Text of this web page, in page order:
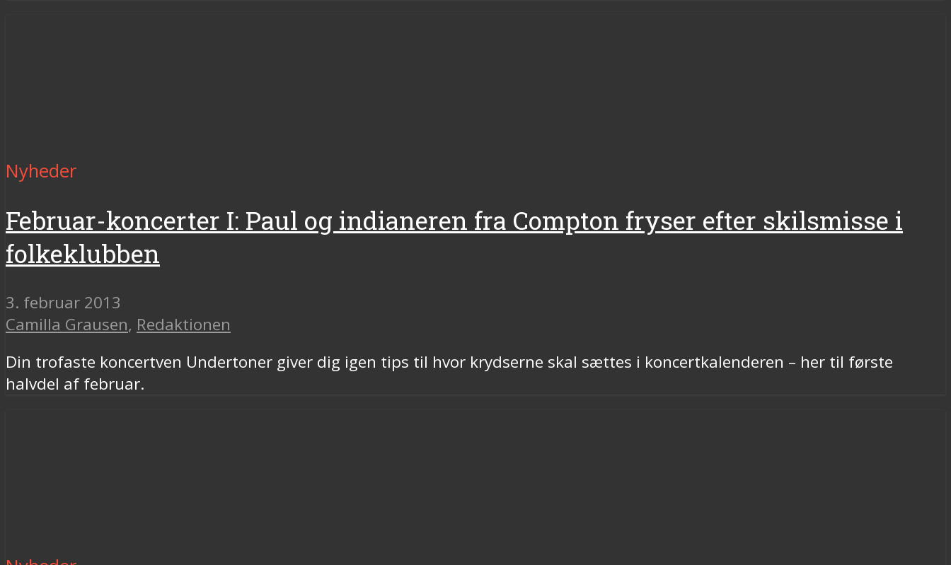
Nyheder
Februar-koncerter I: Paul og indianeren fra Compton fryser efter skilsmisse i
folkeklubben
3. februar 2013
Camilla Grausen, Redaktionen
Din trofaste koncertven Undertoner giver dig igen tips til hvor krydserne skal sættes i koncertkalenderen – her til første
halvdel af februar.